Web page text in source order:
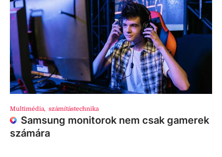
Multimédia, számítástechnika
Samsung monitorok nem csak gamerek
számára